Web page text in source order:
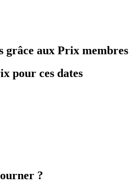
grâce aux Prix membres
pour ces dates
?